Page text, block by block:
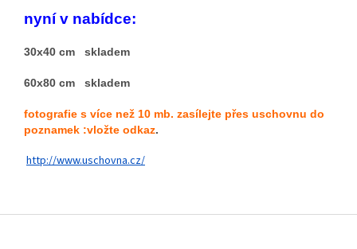
nyní v nabídce:
30x40 cm skladem
60x80 cm skladem
fotografie s více než 10 mb. zasílejte přes uschovnu do
poznamek :vložte odkaz.
http://www.uschovna.cz/